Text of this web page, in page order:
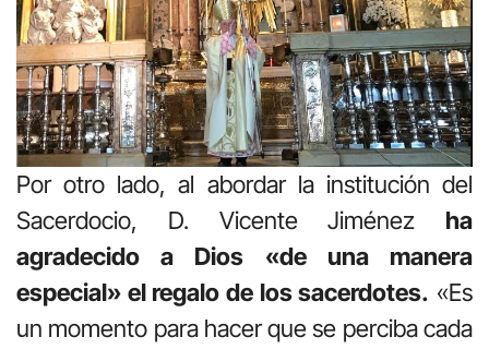
Por otro lado, al abordar la institución del
Sacerdocio, D. Vicente Jiménez ha
agradecido a Dios «de una manera
especial» el regalo de los sacerdotes. «Es
un momento para hacer que se perciba cada